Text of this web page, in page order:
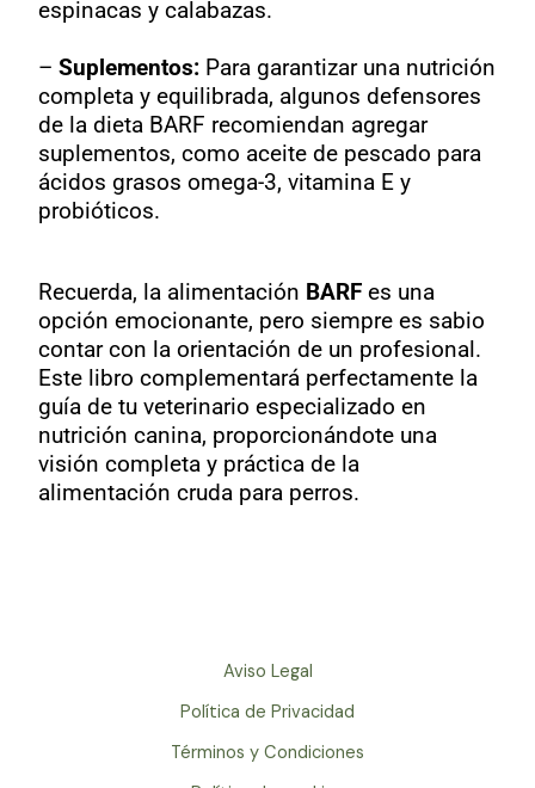
espinacas y calabazas.
– Suplementos: Para garantizar una nutrición
completa y equilibrada, algunos defensores
de la dieta BARF recomiendan agregar
suplementos, como aceite de pescado para
ácidos grasos omega-3, vitamina E y
probióticos.
Recuerda, la alimentación BARF es una
opción emocionante, pero siempre es sabio
contar con la orientación de un profesional.
Este libro complementará perfectamente la
guía de tu veterinario especializado en
nutrición canina, proporcionándote una
visión completa y práctica de la
alimentación cruda para perros.
Aviso Legal
Política de Privacidad
Términos y Condiciones